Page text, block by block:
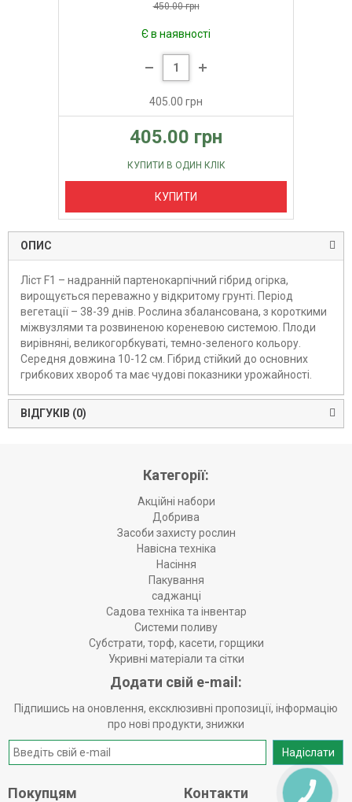
450.00 грн
Є в наявності
405.00 грн
405.00 грн
КУПИТИ В ОДИН КЛІК
КУПИТИ
ОПИС
Ліст F1 – надранній партенокарпічний гібрид огірка,
вирощується переважно у відкритому грунті. Період
вегетації – 38-39 днів. Рослина збалансована, з короткими
міжвузлями та розвиненою кореневою системою. Плоди
вирівняні, великогорбкуваті, темно-зеленого кольору.
Середня довжина 10-12 см. Гібрид стійкий до основних
грибкових хвороб та має чудові показники урожайності.
ВІДГУКІВ (0)
Категорії:
Акційні набори
Добрива
Засоби захисту рослин
Навісна техніка
Насіння
Пакування
саджанці
Садова техніка та інвентар
Системи поливу
Субстрати, торф, касети, горщики
Укривні матеріали та сітки
Додати свій e-mail:
Підпишись на оновлення, ексклюзивні пропозиції, інформацію
про нові продукти, знижки
Надіслати
Покупцям Контакти
КНОПКА
ЗВ'ЯЗКУ